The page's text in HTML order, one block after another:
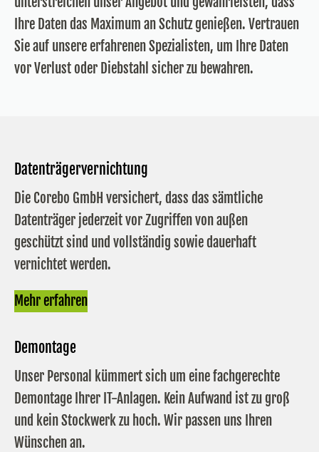
Ihre Daten das Maximum an Schutz genießen. Vertrauen
Sie auf unsere erfahrenen Spezialisten, um Ihre Daten
vor Verlust oder Diebstahl sicher zu bewahren.
Datenträgervernichtung
Die Corebo GmbH versichert, dass das sämtliche
Datenträger jederzeit vor Zugriffen von außen
geschützt sind und vollständig sowie dauerhaft
vernichtet werden.
Mehr erfahren
Demontage
Unser Personal kümmert sich um eine fachgerechte
Demontage Ihrer IT-Anlagen. Kein Aufwand ist zu groß
und kein Stockwerk zu hoch. Wir passen uns Ihren
Wünschen an.